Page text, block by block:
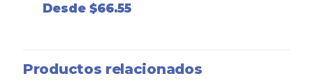
Desde$66.55
Productos relacionados